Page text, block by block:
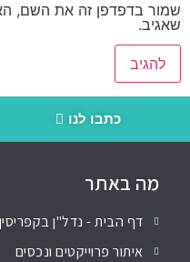
שמור בדפדפן זה את השם,
שאגיב.
כתבו לנו
מה באתר
דף הבית - נדל"ן בקפריסין
איתור פרוייקטים ונכסים